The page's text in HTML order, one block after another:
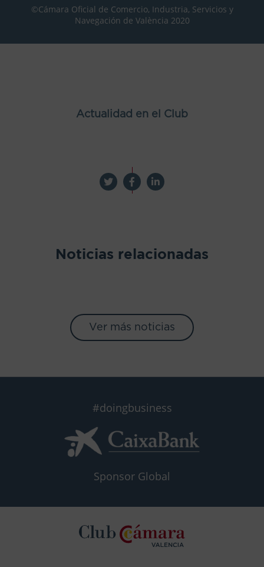
©Cámara Oficial de Comercio, Industria, Servicios y
Navegación de València 2020
Actualidad en el Club
Noticias relacionadas
Ver más noticias
#doingbusiness
Sponsor Global